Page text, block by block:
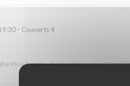
- Couverts 4
muy buena, el vino rico y una